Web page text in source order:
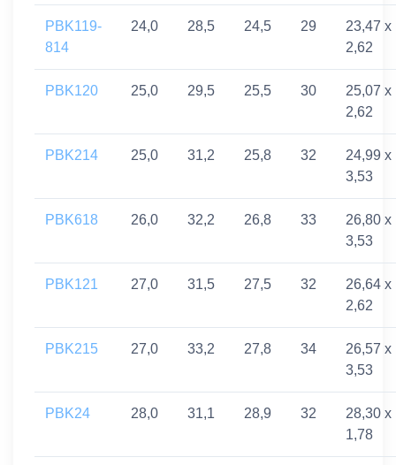
PBK119-
814
24,0 28,5 24,5 29
23,47 x
2,62
PBK120 25,0 29,5 25,5 30
25,07 x
2,62
PBK214 25,0 31,2 25,8 32
24,99 x
3,53
PBK618 26,0 32,2 26,8 33
26,80 x
3,53
PBK121 27,0 31,5 27,5 32
26,64 x
2,62
PBK215 27,0 33,2 27,8 34
26,57 x
3,53
PBK24 28,0 31,1 28,9 32
28,30 x
1,78